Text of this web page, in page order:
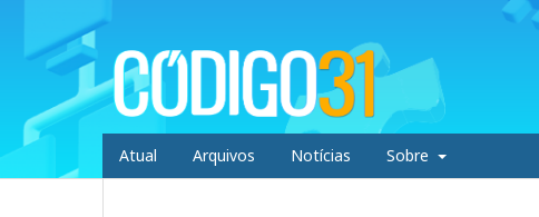
Atual Arquivos Notícias Sobre